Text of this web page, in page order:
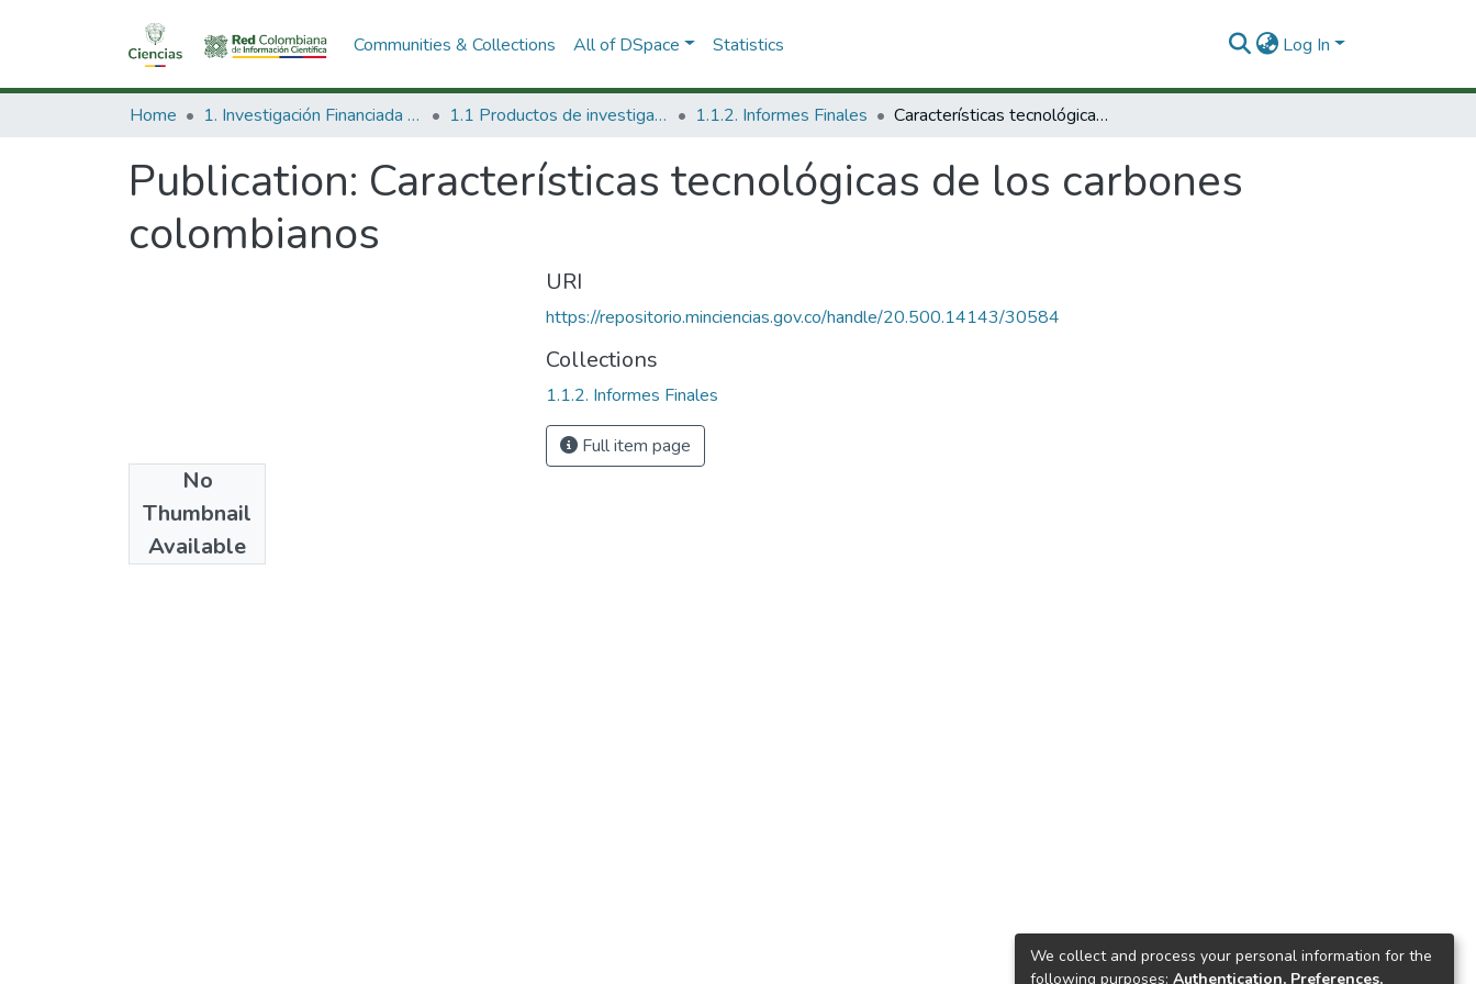
Communities & Collections All of DSpace Statistics Log In
Home 1. Investigación Financiada con Recursos Públicos 1.1 Productos de investigación 1.1.2. Informes Finales Características tecnológicas de los carbones colombianos
Publication: Características tecnológicas de los carbones
colombianos
No
Thumbnail
Available
1971
URI
https://repositorio.minciencias.gov.co/handle/20.500.14143/30584
Collections
1.1.2. Informes Finales
Full item page
We collect and process your personal information for the
following purposes: Authentication, Preferences,